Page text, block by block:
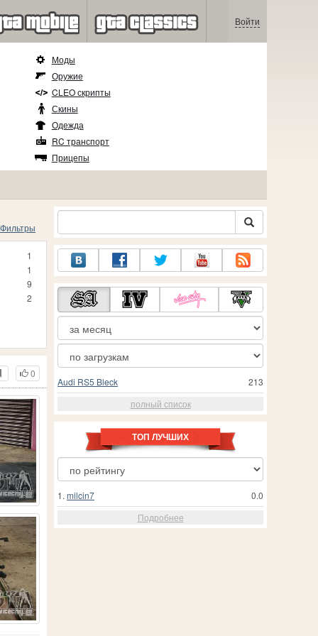
Войти
Моды
Оружие
CLEO скрипты
Скины
Одежда
RC транспорт
Прицепы
Фильтры
1
1
9
2
0
213
Audi RS5 Bleck
полный список
ТОП ЛУЧШИХ
0.0
1. milcin7
Подробнее